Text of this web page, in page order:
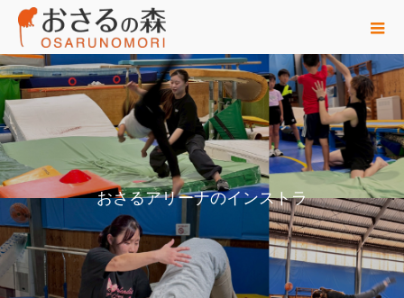
おさるアリーナのインストラクター紹